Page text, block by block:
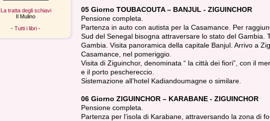
La tratta degli schiavi
Il Mulino
- Tutti i libri -
05 Giorno TOUBACOUTA – BANJUL - ZIGUINCHOR
Pensione completa.
Partenza in auto con autista per la Casamance. Per
Sud del Senegal bisogna attraversare lo stato del Gambia.
Gambia. Visita panoramica della capitale Banjul. Arrivo a
Casamance, nel pomeriggio.
Visita di Ziguinchor, denominata “ la città dei fiori”, con il
e il porto peschereccio.
Sistemazione all’hotel Kadiandoumagne o similare.
06 Giorno ZIGUINCHOR – KARABANE - ZIGUINCHOR
Pensione completa.
Partenza per l’isola di Karabane, attraversando la zona di